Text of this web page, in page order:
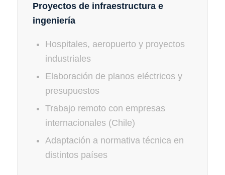
Proyectos de infraestructura e
ingeniería
Hospitales, aeropuerto y proyectos
industriales
Elaboración de planos eléctricos y
presupuestos
Trabajo remoto con empresas
internacionales (Chile)
Adaptación a normativa técnica en
distintos países